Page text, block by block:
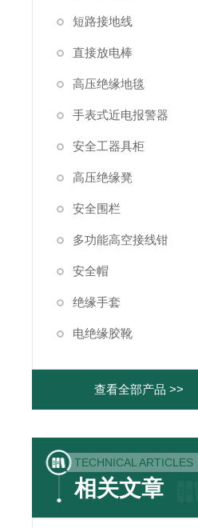
短路接地线
直接放电棒
高压绝缘地毯
手表式近电报警器
安全工器具柜
高压绝缘凳
安全围栏
多功能高空接线钳
安全帽
绝缘手套
电绝缘胶靴
查看全部产品 >>
TECHNICAL ARTICLES
相关文章